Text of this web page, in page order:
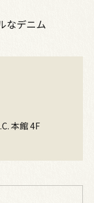
なデニム
本館 4F